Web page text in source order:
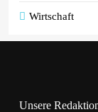
Wirtschaft
Unsere